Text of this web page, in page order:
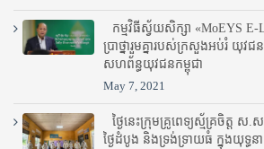
កម្មវិធីស្វ័យសិក្សា «MoEYS
ប្រាថ្នារួមគ្នារបស់ក្រសួងអប់រំ​ យុ
សហព័ន្ធយុវជនកម្ពុជា
May 7, 2021
ថ្ងៃនេះក្រុមគ្រូពេទ្យស្ម័គ្រចិត្ត
ថ្ងៃដំបូង និងទ្រង់ទ្រាយធំ ក្នុងយុទ្ធន